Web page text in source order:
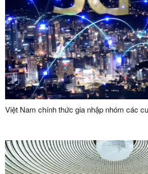
Việt Nam chính thức gia nhập nhóm các